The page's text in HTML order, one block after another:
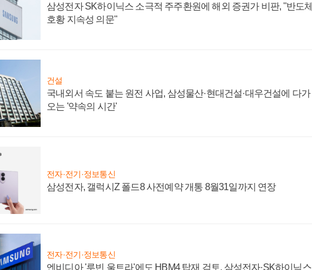
삼성전자 SK하이닉스 소극적 주주환원에 해외 증권가 비판, "반도체
호황 지속성 의문"
건설
국내외서 속도 붙는 원전 사업, 삼성물산·현대건설·대우건설에 다가
오는 '약속의 시간'
전자·전기·정보통신
삼성전자, 갤럭시Z 폴드8 사전예약 개통 8월31일까지 연장
전자·전기·정보통신
엔비디아 '루빈 울트라'에도 HBM4 탑재 검토, 삼성전자·SK하이닉스